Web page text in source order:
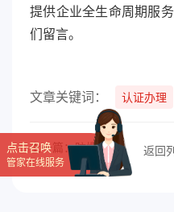
提供企业全生命周期服
们留言。
文章关键词： 认证办理
上一篇：防爆电气产品认证的流程与要求 返回
点击召唤
管家在线服务